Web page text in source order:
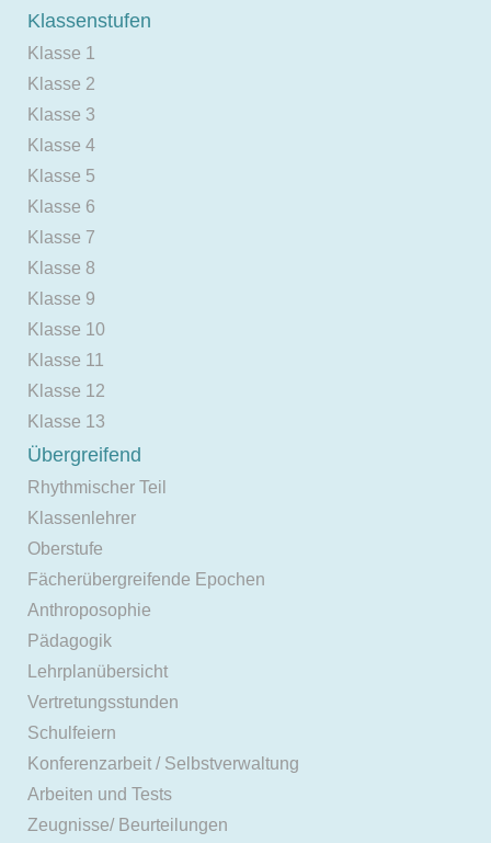
Klassenstufen
Klasse 1
Klasse 2
Klasse 3
Klasse 4
Klasse 5
Klasse 6
Klasse 7
Klasse 8
Klasse 9
Klasse 10
Klasse 11
Klasse 12
Klasse 13
Übergreifend
Rhythmischer Teil
Klassenlehrer
Oberstufe
Fächerübergreifende Epochen
Anthroposophie
Pädagogik
Lehrplanübersicht
Vertretungsstunden
Schulfeiern
Konferenzarbeit / Selbstverwaltung
Arbeiten und Tests
Zeugnisse/ Beurteilungen